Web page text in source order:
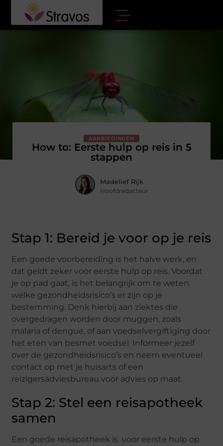
AANBIEDINGEN
How to: Eerste hulp op reis in 5
stappen
Madelief Rijk
Hoofdredacteur
Stap 1: Bereid je voor op je reis
Een goede voorbereiding is het halve werk, en
dat geldt zeker voor eerste hulp op reis. Voordat
je op pad gaat, is het belangrijk om te weten
welke gezondheidsrisico’s er zijn op je
bestemming. Denk hierbij aan ziektes die
overgedragen worden door muggen, zoals
malaria of dengue, of aan voedselvergiftiging door
het eten van besmet voedsel. Informeer jezelf
over de gezondheidsrisico’s en neem eventueel
contact op met je huisarts of een
reizigersadviesbureau voor advies op maat.
Stap 2: Stel een reisapotheek
samen
Een goede reisapotheek is voor eerste hulp op